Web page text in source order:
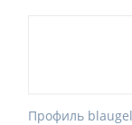
Профиль